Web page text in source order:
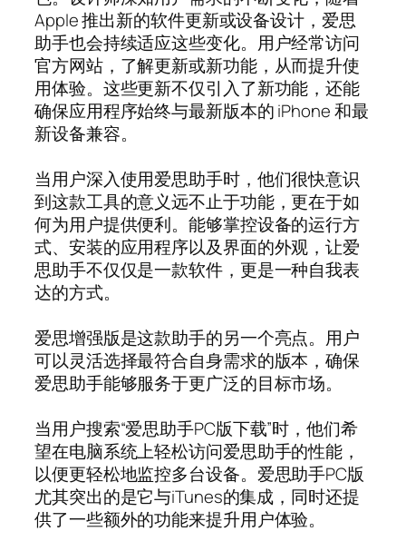
Apple 推出新的软件更新或设备设计，爱思
助手也会持续适应这些变化。用户经常访问
官方网站，了解更新或新功能，从而提升使
用体验。这些更新不仅引入了新功能，还能
确保应用程序始终与最新版本的 iPhone 和最
新设备兼容。
当用户深入使用爱思助手时，他们很快意识
到这款工具的意义远不止于功能，更在于如
何为用户提供便利。能够掌控设备的运行方
式、安装的应用程序以及界面的外观，让爱
思助手不仅仅是一款软件，更是一种自我表
达的方式。
爱思增强版是这款助手的另一个亮点。用户
可以灵活选择最符合自身需求的版本，确保
爱思助手能够服务于更广泛的目标市场。
当用户搜索“爱思助手PC版下载”时，他们希
望在电脑系统上轻松访问爱思助手的性能，
以便更轻松地监控多台设备。爱思助手PC版
尤其突出的是它与iTunes的集成，同时还提
供了一些额外的功能来提升用户体验。